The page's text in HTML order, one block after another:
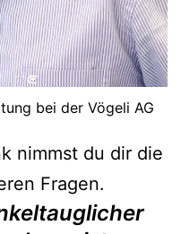
bei der Vögeli AG
nimmst du dir die
Fragen.